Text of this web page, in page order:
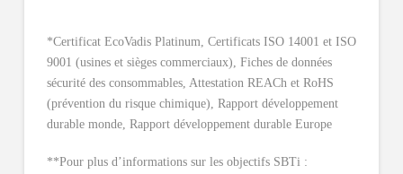
*Certificat EcoVadis Platinum, Certificats ISO 14001 et ISO
9001 (usines et sièges commerciaux), Fiches de données
sécurité des consommables, Attestation REACh et RoHS
(prévention du risque chimique), Rapport développement
durable monde, Rapport développement durable Europe
**Pour plus d’informations sur les objectifs SBTi :